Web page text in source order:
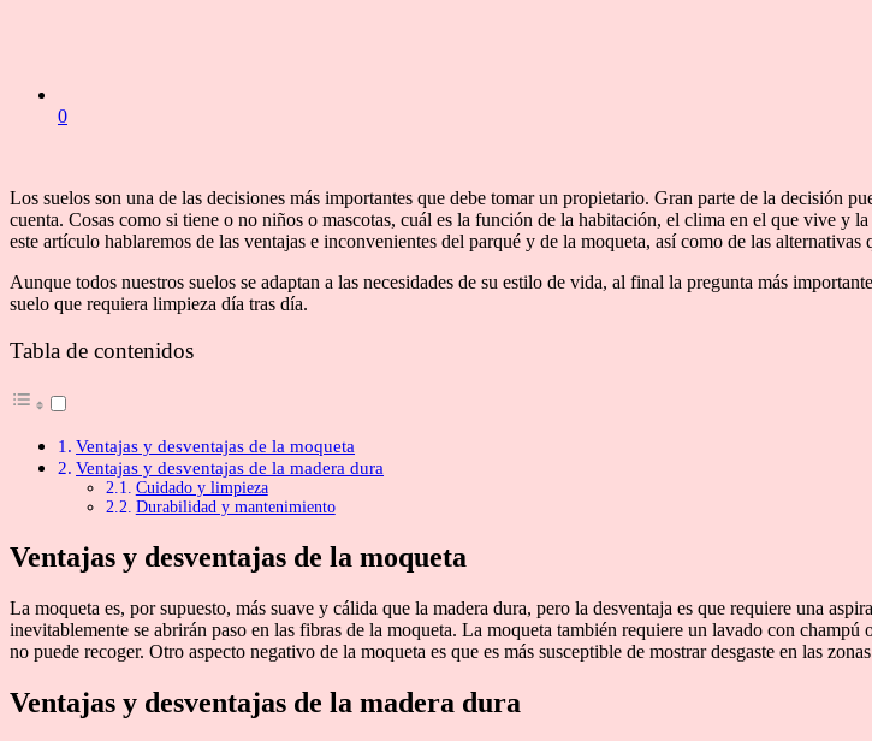
0
Los suelos son una de las decisiones más importantes que debe tomar un propietario. Gran parte de la decisión
cuenta. Cosas como si tiene o no niños o mascotas, cuál es la función de la habitación, el clima en el que vive y
este artículo hablaremos de las ventajas e inconvenientes del parqué y de la moqueta, así como de las
Aunque todos nuestros suelos se adaptan a las necesidades de su estilo de vida, al final la pregunta más
suelo que requiera limpieza día tras día.
Tabla de contenidos
Ventajas y desventajas de la moqueta
Ventajas y desventajas de la madera dura
Cuidado y limpieza
Durabilidad y mantenimiento
Ventajas y desventajas de la moqueta
La moqueta es, por supuesto, más suave y cálida que la madera dura, pero la desventaja es que requiere una
inevitablemente se abrirán paso en las fibras de la moqueta. La moqueta también requiere un lavado con
no puede recoger. Otro aspecto negativo de la moqueta es que es más susceptible de mostrar desgaste en las
Ventajas y desventajas de la madera dura